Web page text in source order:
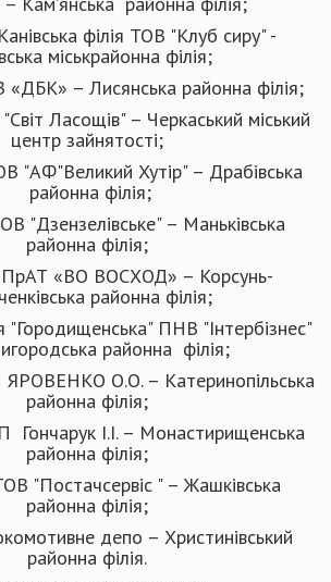
філія ТОВ "Клуб сиру" -
міськрайонна філія;
– Лисянська районна філія;
Ласощів" – Черкаський міський
центр зайнятості;
"АФ"Великий Хутір" – Драбівська
районна філія;
"Дзензелівське" – Маньківська
районна філія;
«ВО ВОСХОД» – Корсунь-
районна філія;
"Городищенська" ПНВ "Інтербізнес"
районна філія;
О.О. – Катеринопільська
районна філія;
І.І. – Монастирищенська
районна філія;
"Постачсервіс " – Жашківська
районна філія;
депо – Христинівський
районна філія.